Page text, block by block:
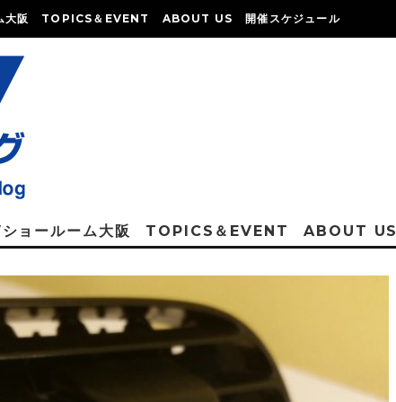
大阪 TOPICS＆EVENT ABOUT US 開催スケジュール
ョールーム大阪 TOPICS＆EVENT ABOUT US